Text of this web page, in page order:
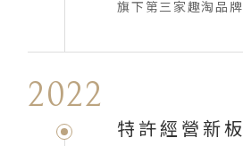
旗下第三家趣淘品
2022
特許經營新